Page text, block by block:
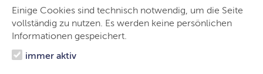
Einige Cookies sind technisch notwendig, um die Seite
vollständig zu nutzen. Es werden keine persönlichen
Informationen gespeichert.
immer aktiv
Das Gericht
Aufgaben
Besucher & Service